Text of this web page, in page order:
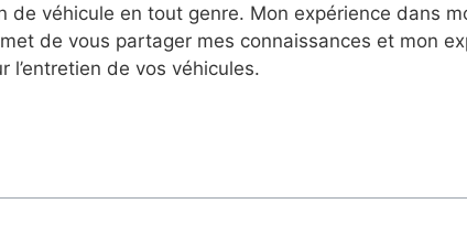
de véhicule en tout genre. Mon expérience dans
de vous partager mes connaissances et mon
l’entretien de vos véhicules.